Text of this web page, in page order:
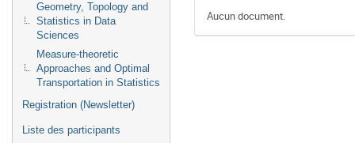
Geometry, Topology and
Statistics in Data
Sciences
Measure-theoretic
Approaches and Optimal
Transportation in Statistics
Registration (Newsletter)
Liste des participants
Aucun document.